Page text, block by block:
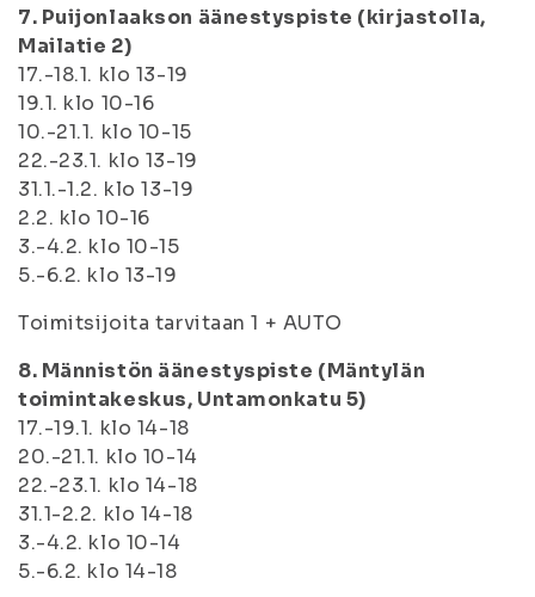
7. Puijonlaakson äänestyspiste (kirjastolla,
Mailatie 2)
17.-18.1. klo 13-19
19.1. klo 10-16
10.-21.1. klo 10-15
22.-23.1. klo 13-19
31.1.-1.2. klo 13-19
2.2. klo 10-16
3.-4.2. klo 10-15
5.-6.2. klo 13-19
Toimitsijoita tarvitaan 1 + AUTO
8. Männistön äänestyspiste (Mäntylän
toimintakeskus, Untamonkatu 5)
17.-19.1. klo 14-18
20.-21.1. klo 10-14
22.-23.1. klo 14-18
31.1-2.2. klo 14-18
3.-4.2. klo 10-14
5.-6.2. klo 14-18